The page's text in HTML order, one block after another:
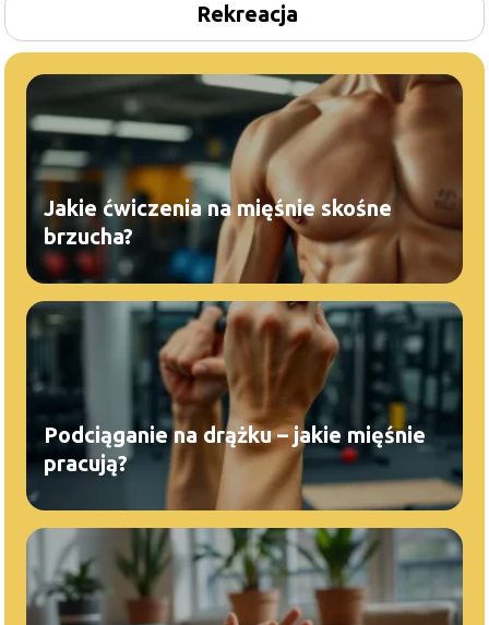
Rekreacja
Jakie ćwiczenia na mięśnie skośne
brzucha?
Podciąganie na drążku – jakie mięśnie
pracują?